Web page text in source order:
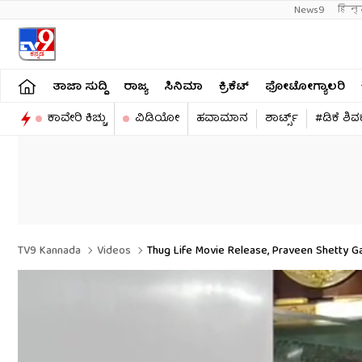
News9
ತಾಜಾ ಸುದ್ದಿ ರಾಜ್ಯ ಸಿನಿಮಾ ಕ್ರಿಕೆಟ್​ ಫೋಟೋಗ್ಯಾಲರಿ
ಕಾವೇರಿ ಕಿಚ್ಚು
ವಿಡಿಯೋ ಹವಾಮಾನ ಶಾರ್ಟ್ಸ್​ #ಡಿಕೆ
TV9 Kannada Videos Thug Life Movie Release, Praveen Shetty